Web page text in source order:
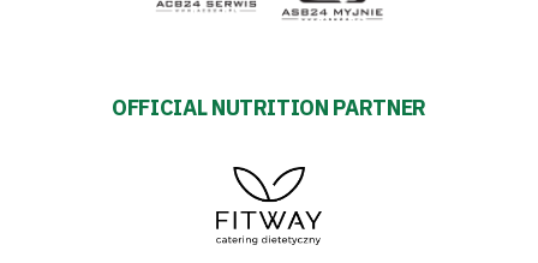
OFFICIAL NUTRITION PARTNER